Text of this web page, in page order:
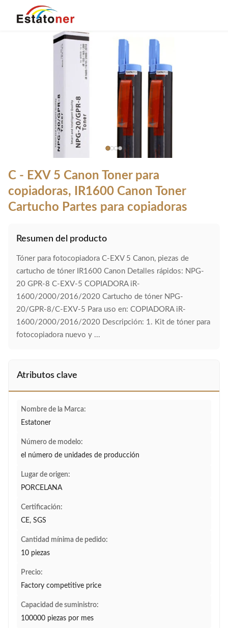
C - EXV 5 Canon Toner para
copiadoras, IR1600 Canon Toner
Cartucho Partes para copiadoras
Resumen del producto
Tóner para fotocopiadora C-EXV 5 Canon, piezas de
cartucho de tóner IR1600 Canon Detalles rápidos: NPG-
20 GPR-8 C-EXV-5 COPIADORA iR-
1600/2000/2016/2020 Cartucho de tóner NPG-
20/GPR-8/C-EXV-5 Para uso en: COPIADORA iR-
1600/2000/2016/2020 Descripción: 1. Kit de tóner para
fotocopiadora nuevo y ...
Atributos clave
Nombre de la Marca:
Estatoner
Número de modelo:
el número de unidades de producción
Lugar de origen:
PORCELANA
Certificación:
CE, SGS
Cantidad mínima de pedido:
10 piezas
Precio:
Factory competitive price
Capacidad de suministro:
100000 piezas por mes